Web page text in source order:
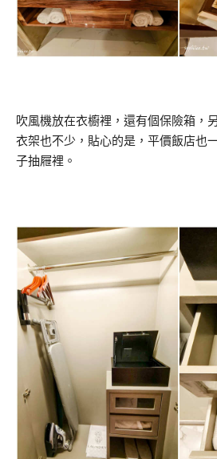
吹風機放在衣櫥裡，還有個保險箱，
衣架也不少，貼心的是，平價飯店也
子抽屜裡。